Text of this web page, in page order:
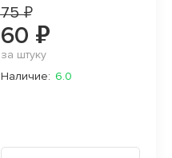
75 ₽
60 ₽
за штуку
Наличие: 6.0